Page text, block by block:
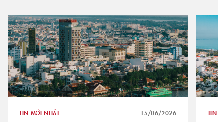
TIN MỚI NHẤT 15/06/2026